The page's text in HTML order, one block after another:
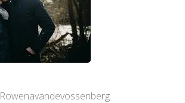
Rowenavandevossenberg